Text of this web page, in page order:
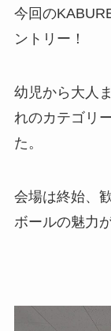
今回の
ントリー！
幼児から大人
れのカテゴリ
た。
会場は終始、
ボールの魅力